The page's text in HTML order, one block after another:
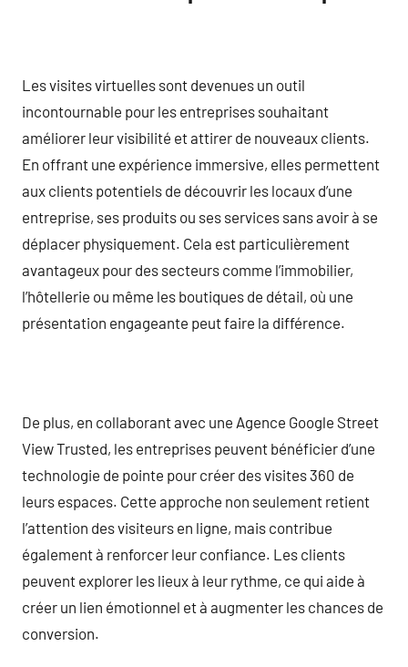
Les visites virtuelles sont devenues un outil
incontournable pour les entreprises souhaitant
améliorer leur visibilité et attirer de nouveaux clients.
En offrant une expérience immersive, elles permettent
aux clients potentiels de découvrir les locaux d’une
entreprise, ses produits ou ses services sans avoir à se
déplacer physiquement. Cela est particulièrement
avantageux pour des secteurs comme l’immobilier,
l’hôtellerie ou même les boutiques de détail, où une
présentation engageante peut faire la différence.
De plus, en collaborant avec une Agence Google Street
View Trusted, les entreprises peuvent bénéficier d’une
technologie de pointe pour créer des visites 360 de
leurs espaces. Cette approche non seulement retient
l’attention des visiteurs en ligne, mais contribue
également à renforcer leur confiance. Les clients
peuvent explorer les lieux à leur rythme, ce qui aide à
créer un lien émotionnel et à augmenter les chances de
conversion.